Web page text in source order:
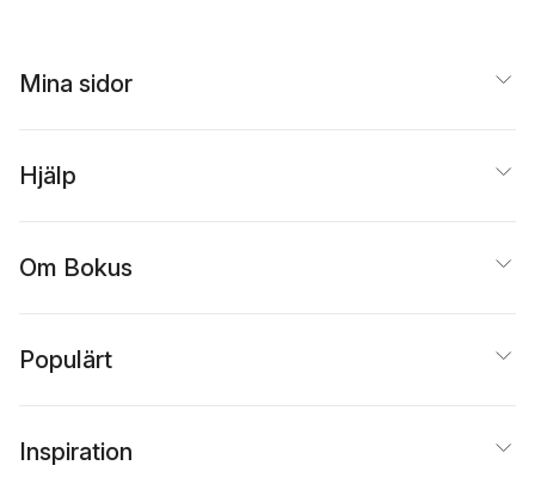
Mina sidor
Hjälp
Om Bokus
Populärt
Inspiration